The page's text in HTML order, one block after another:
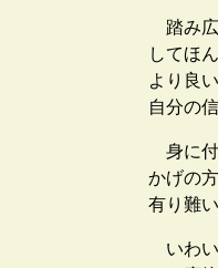
踏み広
してほ
より良
自分の
身に付
かげの
有り難
いわい